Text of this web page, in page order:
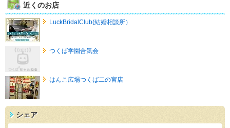
近くのお店
LuckBridalClub(結婚相談所）
つくば学園合気会
はんこ広場つくば二の宮店
シェア